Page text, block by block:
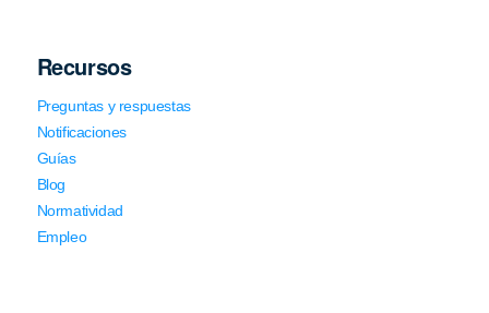
Recursos
Preguntas y respuestas
Notificaciones
Guías
Blog
Normatividad
Empleo